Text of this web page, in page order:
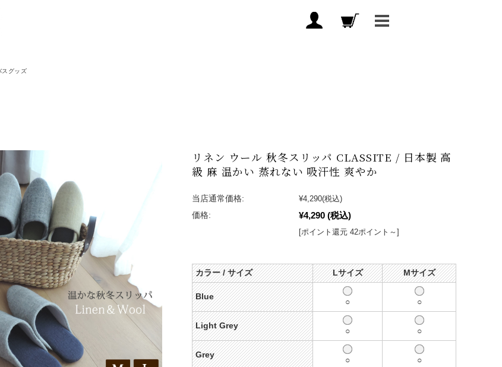
スグッズ
リネン ウール 秋冬スリッパ CLASSITE / 日本製 高
級 麻 温かい 蒸れない 吸汗性 爽やか
当店通常価格: ¥4,290(税込)
価格:
¥4,290 (税込)
[ポイント還元 42ポイント～]
カラー / サイズ Lサイズ Mサイズ
Blue
○ ○
Light Grey
○ ○
Grey
○ ○